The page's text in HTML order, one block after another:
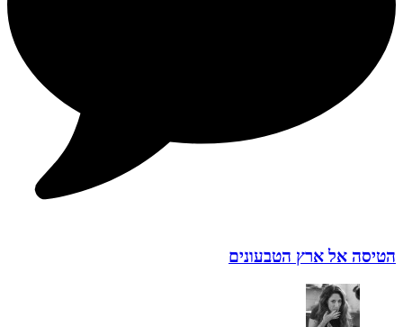
הטיסה אל ארץ הטבעונים